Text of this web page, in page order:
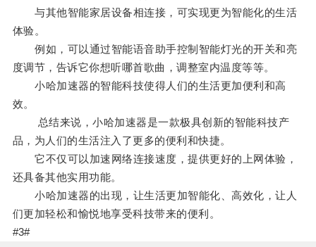
与其他智能家居设备相连接，可实现更为智能化的生活
体验。
例如，可以通过智能语音助手控制智能灯光的开关和亮
度调节，告诉它你想听哪首歌曲，调整室内温度等等。
小哈加速器的智能科技使得人们的生活更加便利和高
效。
总结来说，小哈加速器是一款极具创新的智能科技产
品，为人们的生活注入了更多的便利和快捷。
它不仅可以加速网络连接速度，提供更好的上网体验，
还具备其他实用功能。
小哈加速器的出现，让生活更加智能化、高效化，让人
们更加轻松和愉悦地享受科技带来的便利。
#3#